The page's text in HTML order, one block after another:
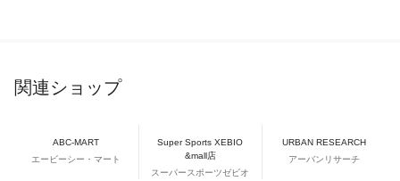
関連ショップ
ABC-MART
エービーシー・マート
Super Sports XEBIO
&mall店
スーパースポーツゼビオ
URBAN RESEARCH
アーバンリサーチ